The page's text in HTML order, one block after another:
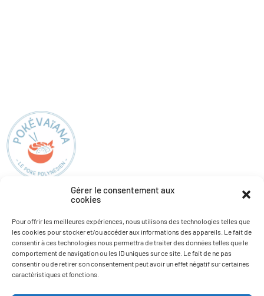
Gérer le consentement aux
cookies
Pour offrir les meilleures expériences, nous utilisons des technologies telles que
les cookies pour stocker et/ou accéder aux informations des appareils. Le fait de
consentir à ces technologies nous permettra de traiter des données telles que le
comportement de navigation ou les ID uniques sur ce site. Le fait de ne pas
consentir ou de retirer son consentement peut avoir un effet négatif sur certaines
caractéristiques et fonctions.
Nos restaurants
Carte
Allergènes
Actualités
Recrutement